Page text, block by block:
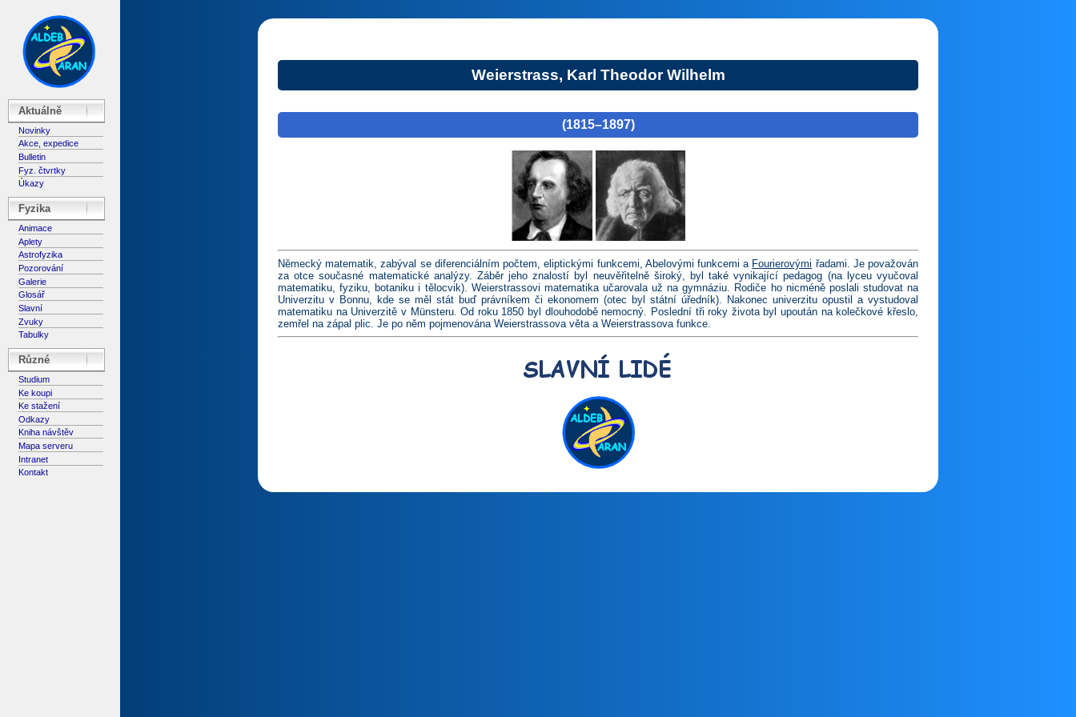
Aktuálně
Novinky
Akce, expedice
Bulletin
Fyz. čtvrtky
Úkazy
Fyzika
Animace
Aplety
Astrofyzika
Pozorování
Galerie
Glosář
Slavní
Zvuky
Tabulky
Různé
Studium
Ke koupi
Ke stažení
Odkazy
Kniha návštěv
Mapa serveru
Intranet
Kontakt
Weierstrass, Karl Theodor Wilhelm
(1815–1897)
Německý matematik, zabýval se diferenciálním počtem, eliptickými funkcemi, Abelovými funkcemi a Fourierovými řadami. Je považován
za otce současné matematické analýzy. Záběr jeho znalostí byl neuvěřitelně široký, byl také vynikající pedagog (na lyceu vyučoval
matematiku, fyziku, botaniku i tělocvik). Weierstrassovi matematika učarovala už na gymnáziu. Rodiče ho nicméně poslali studovat na
Univerzitu v Bonnu, kde se měl stát buď právníkem či ekonomem (otec byl státní úředník). Nakonec univerzitu opustil a vystudoval
matematiku na Univerzitě v Münsteru. Od roku 1850 byl dlouhodobě nemocný. Poslední tři roky života byl upoután na kolečkové křeslo,
zemřel na zápal plic. Je po něm pojmenována Weierstrassova věta a Weierstrassova funkce.